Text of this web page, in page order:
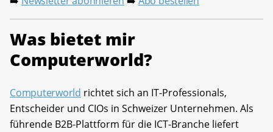
Was bietet mir
Computerworld?
Computerworld richtet sich an IT-Professionals,
Entscheider und CIOs in Schweizer Unternehmen. Als
führende B2B-Plattform für die ICT-Branche liefert